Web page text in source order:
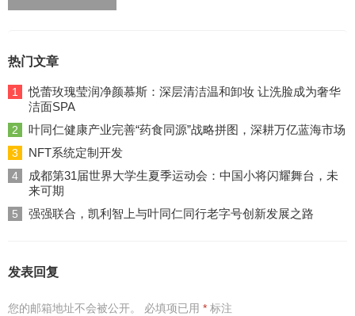
热门文章
1
悦蕾玫瑰莹润净颜慕斯：深层清洁温和卸妆 让洗脸成为奢华
洁面SPA
2 叶同仁健康产业完善“药食同源”战略拼图，深耕万亿蓝海市场
3 NFT系统定制开发
4
成都第31届世界大学生夏季运动会：中国小将闪耀舞台，未
来可期
5 强强联合，凯利智上与叶同仁同行老字号创新发展之路
发表回复
您的邮箱地址不会被公开。 必填项已用 * 标注